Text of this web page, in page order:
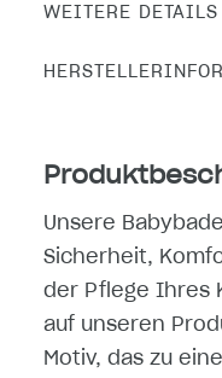
WEITERE DETAILS
Unsere
Sicherheit,
der Pflege Ihres
auf unseren
Motiv, das zu